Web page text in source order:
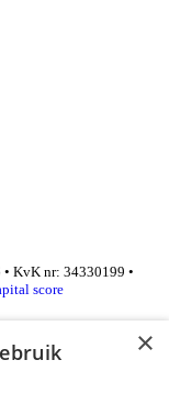
KvK nr: 34330199 •
score
×